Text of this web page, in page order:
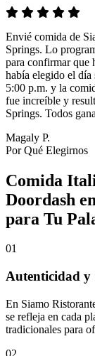
Envié comida de
Springs. Lo
para confirmar que
había elegido el día
5:00 p.m. y la
fue increíble y
Springs. Todos
Magaly P.
Por Qué Elegirnos
Comida
Doordash
para Tu
01
Autenticidad y
En Siamo
se refleja en cada
tradicionales para
02